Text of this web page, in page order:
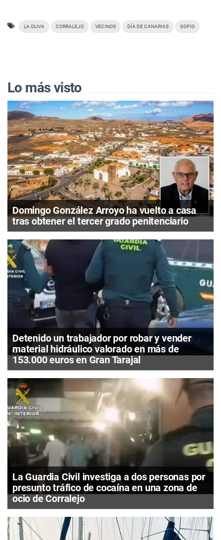
LA OLIVA CORRALEJO VECINOS DÍA DE CANARIAS GOFIO
Lo más visto
Domingo González Arroyo ha vuelto a casa
tras obtener el tercer grado penitenciario
Detenido un trabajador por robar y vender
material hidráulico valorado en más de
153.000 euros en Gran Tarajal
La Guardia Civil investiga a dos personas por
presunto tráfico de cocaína en una zona de
ocio de Corralejo